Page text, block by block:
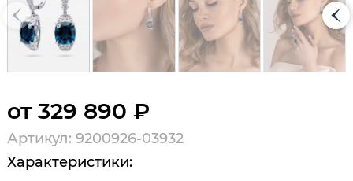
от 329 890 ₽
Артикул: 9200926-03932
Характеристики: